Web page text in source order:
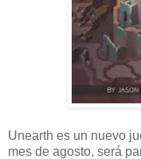
Unearth es un nuevo
mes de agosto, será